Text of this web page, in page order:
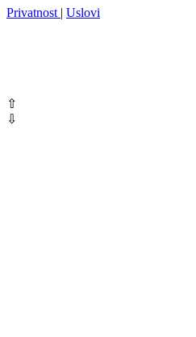
Privatnost | Uslovi
⇧
⇩